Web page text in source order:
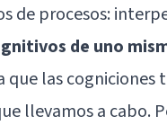
de procesos:
de uno
que las
llevamos a cabo.